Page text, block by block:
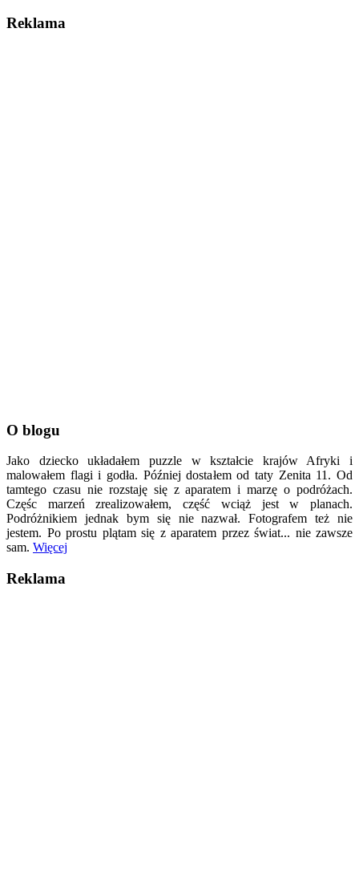
Reklama
O blogu
Jako dziecko układałem puzzle w kształcie krajów Afryki i
malowałem flagi i godła. Później dostałem od taty Zenita 11. Od
tamtego czasu nie rozstaję się z aparatem i marzę o podróżach.
Częśc marzeń zrealizowałem, część wciąż jest w planach.
Podróżnikiem jednak bym się nie nazwał. Fotografem też nie
jestem. Po prostu plątam się z aparatem przez świat... nie zawsze
sam. Więcej
Reklama